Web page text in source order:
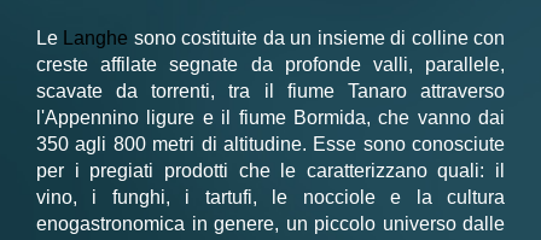
Le Langhe sono costituite da un insieme di colline con
creste affilate segnate da profonde valli, parallele,
scavate da torrenti, tra il fiume Tanaro attraverso
l'Appennino ligure e il fiume Bormida, che vanno dai
350 agli 800 metri di altitudine. Esse sono conosciute
per i pregiati prodotti che le caratterizzano quali: il
vino, i funghi, i tartufi, le nocciole e la cultura
enogastronomica in genere, un piccolo universo dalle